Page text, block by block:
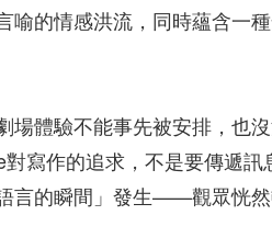
的情感洪流，同時蘊含一
場體驗不能事先被安排，也
寫作的追求，不是要傳遞
言的瞬間」發生——觀眾恍